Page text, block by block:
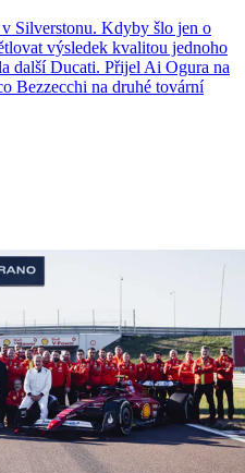
Silverstonu. Kdyby šlo jen o
výsledek kvalitou jednoho
další Ducati. Přijel Ai Ogura na
Bezzecchi na druhé tovární